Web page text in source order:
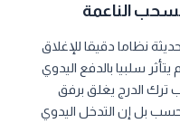
الناعمة
نظاما دقيقا للإغلاق
سلبيا بالدفع اليدوي
ترك الدرج يغلق برفق
بل إن التدخل اليدوي